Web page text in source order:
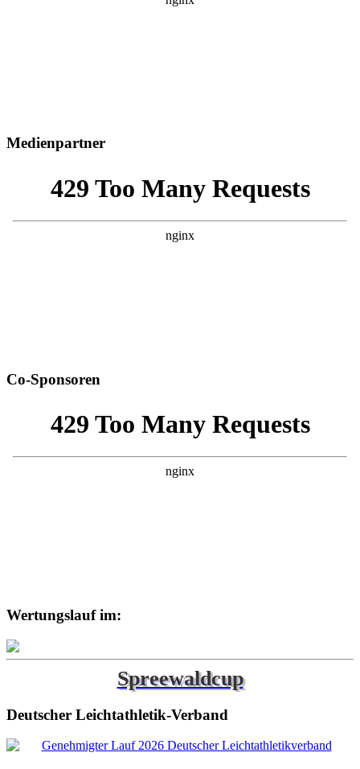
Medienpartner
Co-Sponsoren
Wertungslauf im:
Spreewaldcup
Deutscher Leichtathletik-Verband